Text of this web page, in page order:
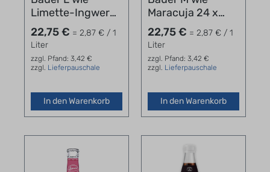
Limette-Ingwer
24 x 0,33 l
22,75 € = 2,87 € / 1
Liter
zzgl. Pfand: 3,42 €
zzgl. Lieferpauschale
In den Warenkorb
Maracuja 24 x
0,33 l
22,75 € = 2,87 € / 1
Liter
zzgl. Pfand: 3,42 €
zzgl. Lieferpauschale
In den Warenkorb